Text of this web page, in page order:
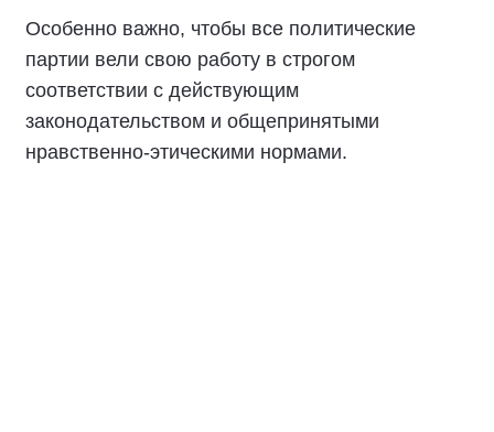
Особенно важно, чтобы все политические
партии вели свою работу в строгом
соответствии с действующим
законодательством и общепринятыми
нравственно-этическими нормами.